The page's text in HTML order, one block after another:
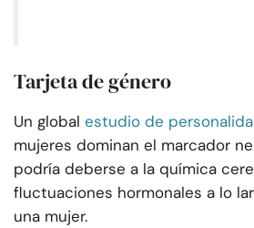
Tarjeta de género
Un global estudio de
mujeres dominan el marcador
podría deberse a la química
fluctuaciones hormonales a lo
una mujer.